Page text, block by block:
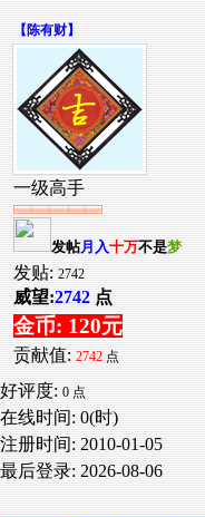
【 陈有财】
一级高手
发帖月入十万不是梦
发贴: 2742
威望:2742 点
金币: 120元
贡献值: 2742 点
好评度: 0 点
在线时间: 0(时)
注册时间: 2010-01-05
最后登录: 2026-08-06